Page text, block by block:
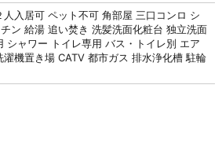
人入居可 ペット不可 角部屋 三口コンロ シ
ン 給湯 追い焚き 洗髪洗面化粧台 独立洗面
シャワー トイレ専用 バス・トイレ別 エア
濯機置き場 CATV 都市ガス 排水浄化槽 駐輪